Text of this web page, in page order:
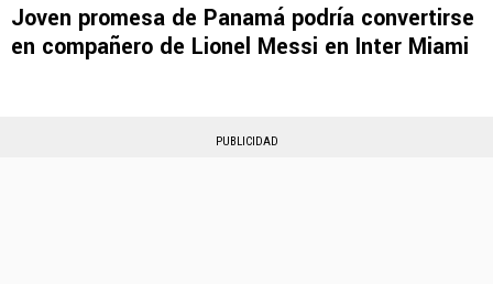
Joven promesa de Panamá podría convertirse
en compañero de Lionel Messi en Inter Miami
PUBLICIDAD